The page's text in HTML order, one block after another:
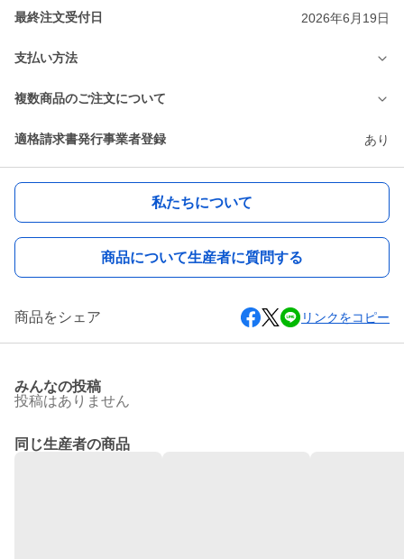
最終注文受付日 2026年6月19日
支払い方法
複数商品のご注文について
適格請求書発行事業者登録 あり
私たちについて
商品について生産者に質問する
商品をシェア リンクをコピー
みんなの投稿
投稿はありません
同じ生産者の商品